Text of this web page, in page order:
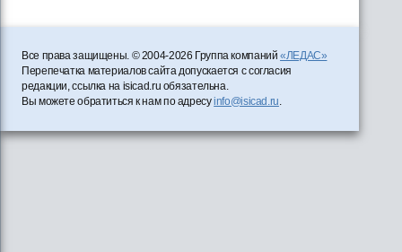
Все права защищены. © 2004-2026 Группа компаний«ЛЕДАС»
Перепечатка материалов сайта допускается с согласия
редакции, ссылка на isicad.ru обязательна.
Вы можете обратиться к нам по адресуinfo@isicad.ru